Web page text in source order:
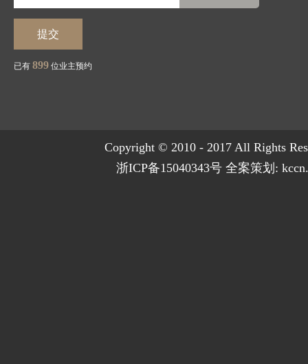
提交
已有 899 位业主预约
Copyright © 2010 - 2017 All Rights
浙ICP备15040343号 全案策划: